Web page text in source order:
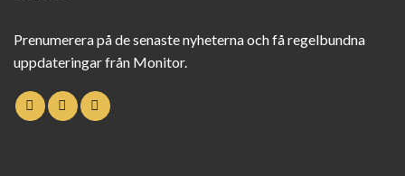
Prenumerera på de senaste nyheterna och få regelbundna
uppdateringar från Monitor.